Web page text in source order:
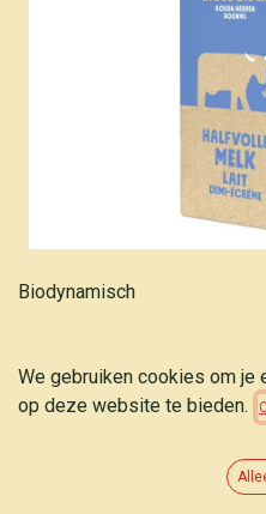
Biodynamisch
Zuiver Zuivel
Dit product is niet meer
We gebruiken cookies om je
op deze website te bieden.